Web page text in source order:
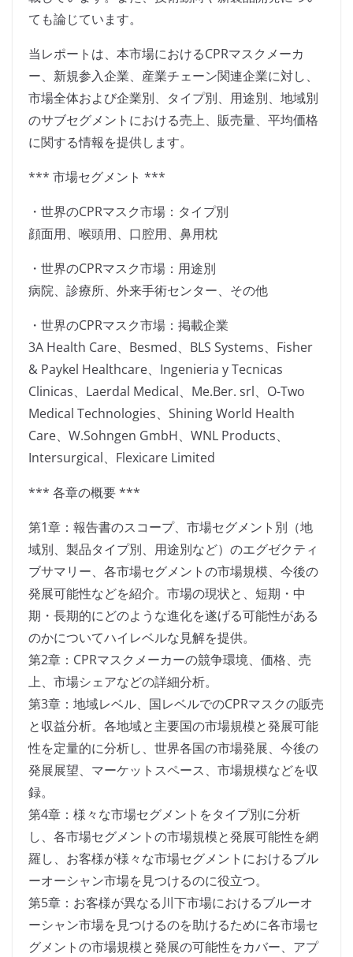
ても論じています。
当レポートは、本市場におけるCPRマスクメーカ
ー、新規参入企業、産業チェーン関連企業に対し、
市場全体および企業別、タイプ別、用途別、地域別
のサブセグメントにおける売上、販売量、平均価格
に関する情報を提供します。
*** 市場セグメント ***
・世界のCPRマスク市場：タイプ別
顔面用、喉頭用、口腔用、鼻用枕
・世界のCPRマスク市場：用途別
病院、診療所、外来手術センター、その他
・世界のCPRマスク市場：掲載企業
3A Health Care、Besmed、BLS Systems、Fisher
& Paykel Healthcare、Ingenieria y Tecnicas
Clinicas、Laerdal Medical、Me.Ber. srl、O-Two
Medical Technologies、Shining World Health
Care、W.Sohngen GmbH、WNL Products、
Intersurgical、Flexicare Limited
*** 各章の概要 ***
第1章：報告書のスコープ、市場セグメント別（地
域別、製品タイプ別、用途別など）のエグゼクティ
ブサマリー、各市場セグメントの市場規模、今後の
発展可能性などを紹介。市場の現状と、短期・中
期・長期的にどのような進化を遂げる可能性がある
のかについてハイレベルな見解を提供。
第2章：CPRマスクメーカーの競争環境、価格、売
上、市場シェアなどの詳細分析。
第3章：地域レベル、国レベルでのCPRマスクの販売
と収益分析。各地域と主要国の市場規模と発展可能
性を定量的に分析し、世界各国の市場発展、今後の
発展展望、マーケットスペース、市場規模などを収
録。
第4章：様々な市場セグメントをタイプ別に分析
し、各市場セグメントの市場規模と発展可能性を網
羅し、お客様が様々な市場セグメントにおけるブル
ーオーシャン市場を見つけるのに役立つ。
第5章：お客様が異なる川下市場におけるブルーオ
ーシャン市場を見つけるのを助けるために各市場セ
グメントの市場規模と発展の可能性をカバー、アプ